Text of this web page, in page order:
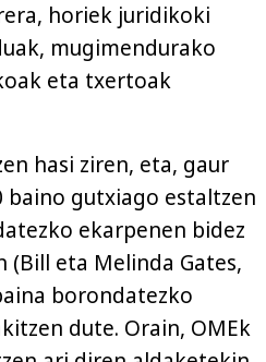
horiek juridikoki
mugimendurako
eta txertoak
hasi ziren, eta, gaur
baino gutxiago estaltzen
ekarpenen bidez
eta Melinda Gates,
borondatezko
dute. Orain, OMEk